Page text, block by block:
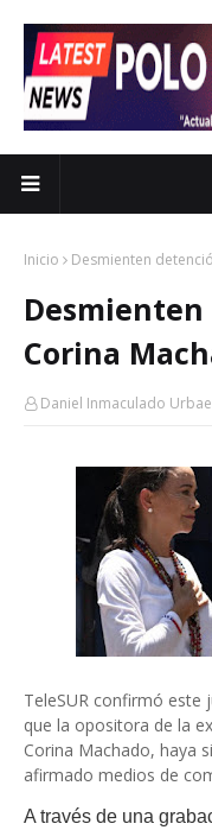
Inicio Desmienten
Corina
Daniel Inmaculado
TeleSUR confirmó este
que la opositora de la
Corina Machado, haya
afirmado medios de
A través de una